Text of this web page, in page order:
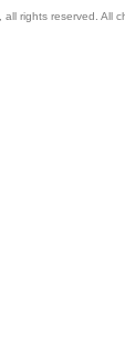
, all rights reserved. All